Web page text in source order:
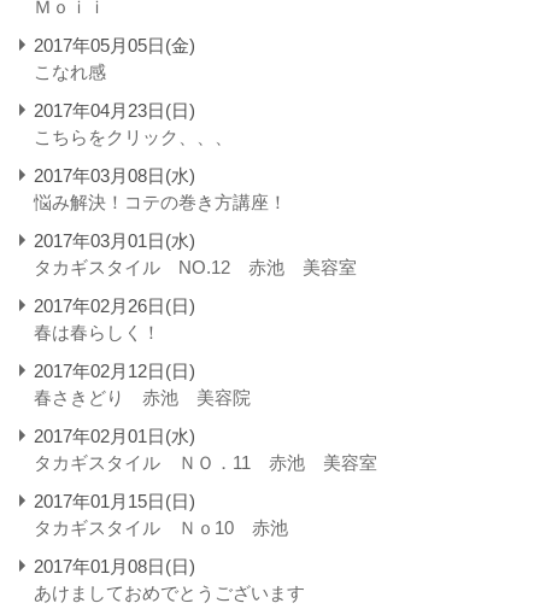
Ｍｏｉｉ
2017年05月05日(金)
こなれ感
2017年04月23日(日)
こちらをクリック、、、
2017年03月08日(水)
悩み解決！コテの巻き方講座！
2017年03月01日(水)
タカギスタイル NO.12 赤池 美容室
2017年02月26日(日)
春は春らしく！
2017年02月12日(日)
春さきどり 赤池 美容院
2017年02月01日(水)
タカギスタイル ＮＯ．11 赤池 美容室
2017年01月15日(日)
タカギスタイル Ｎｏ10 赤池
2017年01月08日(日)
あけましておめでとうございます